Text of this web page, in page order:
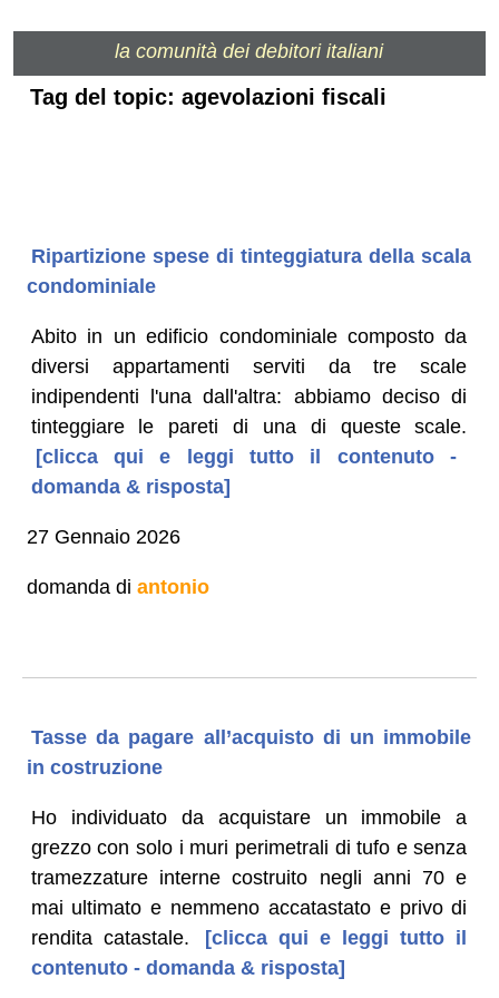
la comunità dei debitori italiani
Tag del topic: agevolazioni fiscali
Ripartizione spese di tinteggiatura della scala
condominiale
Abito in un edificio condominiale composto da
diversi appartamenti serviti da tre scale
indipendenti l'una dall'altra: abbiamo deciso di
tinteggiare le pareti di una di queste scale.
[clicca qui e leggi tutto il contenuto -
domanda & risposta]
27 Gennaio 2026
domanda di antonio
Tasse da pagare all’acquisto di un immobile
in costruzione
Ho individuato da acquistare un immobile a
grezzo con solo i muri perimetrali di tufo e senza
tramezzature interne costruito negli anni 70 e
mai ultimato e nemmeno accatastato e privo di
rendita catastale.
[clicca qui e leggi tutto il
contenuto - domanda & risposta]